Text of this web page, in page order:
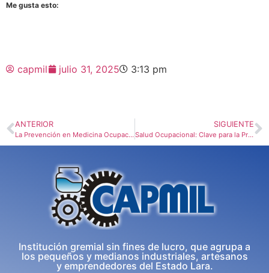
Me gusta esto:
capmil julio 31, 2025 3:13 pm
ANTERIOR
La Prevención en Medicina Ocupacional: El Rol de Fcmpe (Medicapmil)
SIGUIENTE
Salud Ocupacional: Clave para la Productividad y el Bienestar Laboral
Institución gremial sin fines de lucro, que agrupa a
los pequeños y medianos industriales, artesanos
y emprendedores del Estado Lara.